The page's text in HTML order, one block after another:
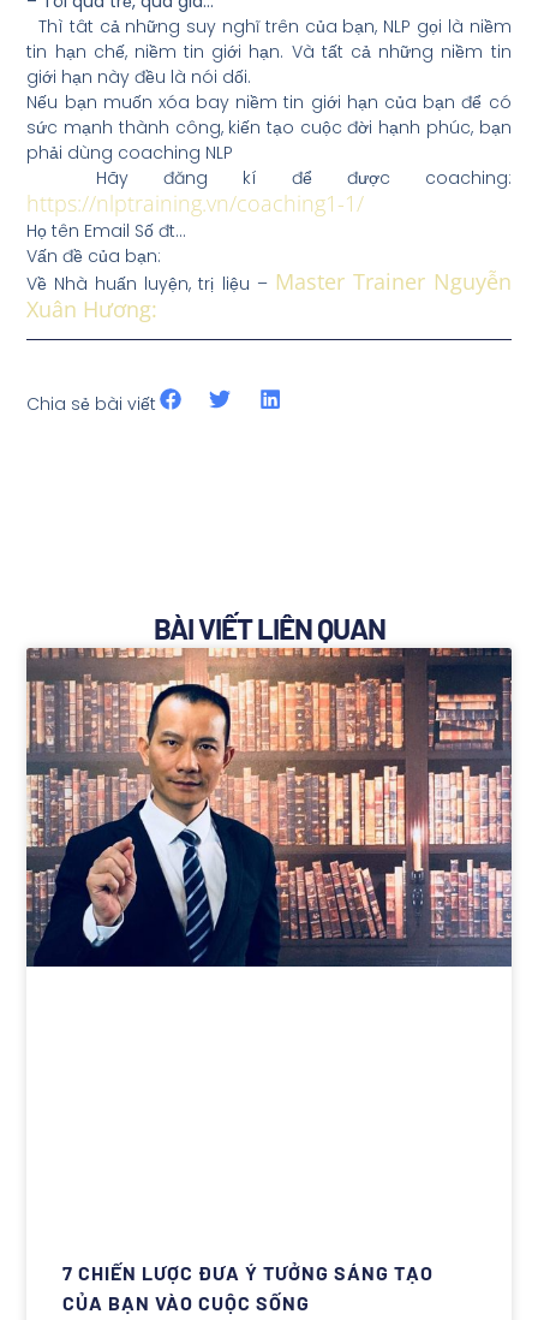
Thì tât cả những suy nghĩ trên của bạn, NLP gọi là niềm
tin hạn chế, niềm tin giới hạn. Và tất cả những niềm tin
giới hạn này đều là nói dối.
Nếu bạn muốn xóa bay niềm tin giới hạn của bạn để có
sức mạnh thành công, kiến tạo cuộc đời hạnh phúc, bạn
phải dùng coaching NLP
Hãy đăng kí để được coaching:
https://nlptraining.vn/coaching1-1/
Họ tên Email Số đt…
Vấn đề của bạn:
Về Nhà huấn luyện, trị liệu – Master Trainer Nguyễn
Xuân Hương:
Chia sẻ bài viết
BÀI VIẾT LIÊN QUAN
7 CHIẾN LƯỢC ĐƯA Ý TƯỞNG SÁNG TẠO
CỦA BẠN VÀO CUỘC SỐNG